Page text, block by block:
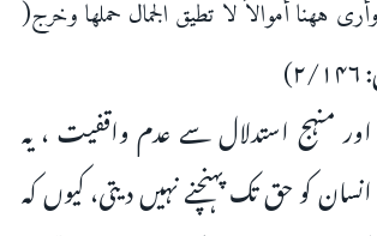
ههنا أموالاً لا تطيق الجمال حملها وخرج
منہج استدلال سے عدم واقفیت ، یہ
کو حق تک پہنچنے نہیں دیتی، کیوں کہ